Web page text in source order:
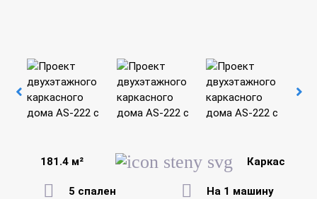
181.4 м² Каркас
5 спален На 1 машину